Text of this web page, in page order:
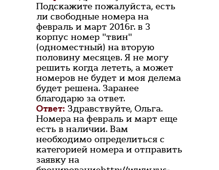
Подскажите пожалуйста, есть
ли свободные номера на
февраль и март 2016г. в 3
корпус номер "твин"
(одноместный) на вторую
половину месяцев. Я не могу
решить когда лететь, а может
номеров не будет и моя делема
будет решена. Заранее
благодарю за ответ.
Ответ: Здравствуйте, Ольга.
Номера на февраль и март еще
есть в наличии. Вам
необходимо определиться с
категорией номера и отправить
заявку на